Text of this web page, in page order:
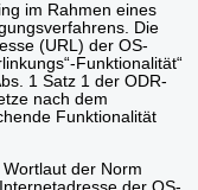
im Rahmen eines
Die
(URL) der OS-
Funktionalität“
1 Satz 1 der ODR-
nach dem
Funktionalität
der Norm